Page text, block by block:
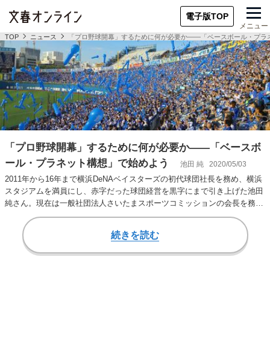
電子版TOP
メニュー
TOP ニュース 「プロ野球開幕」するために何が必要か――「ベースボール・プラ
「プロ野球開幕」するために何が必要か――「ベースボ
ール・プラネット構想」で始めよう
池田 純 2020/05/03
2011年から16年まで横浜DeNAベイスターズの初代球団社長を務め、横浜
スタジアムを満員にし、赤字だった球団経営を黒字にまで引き上げた池田
純さん。現在は一般社団法人さいたまスポーツコミッションの会長を務め
る一方で…
続きを読む